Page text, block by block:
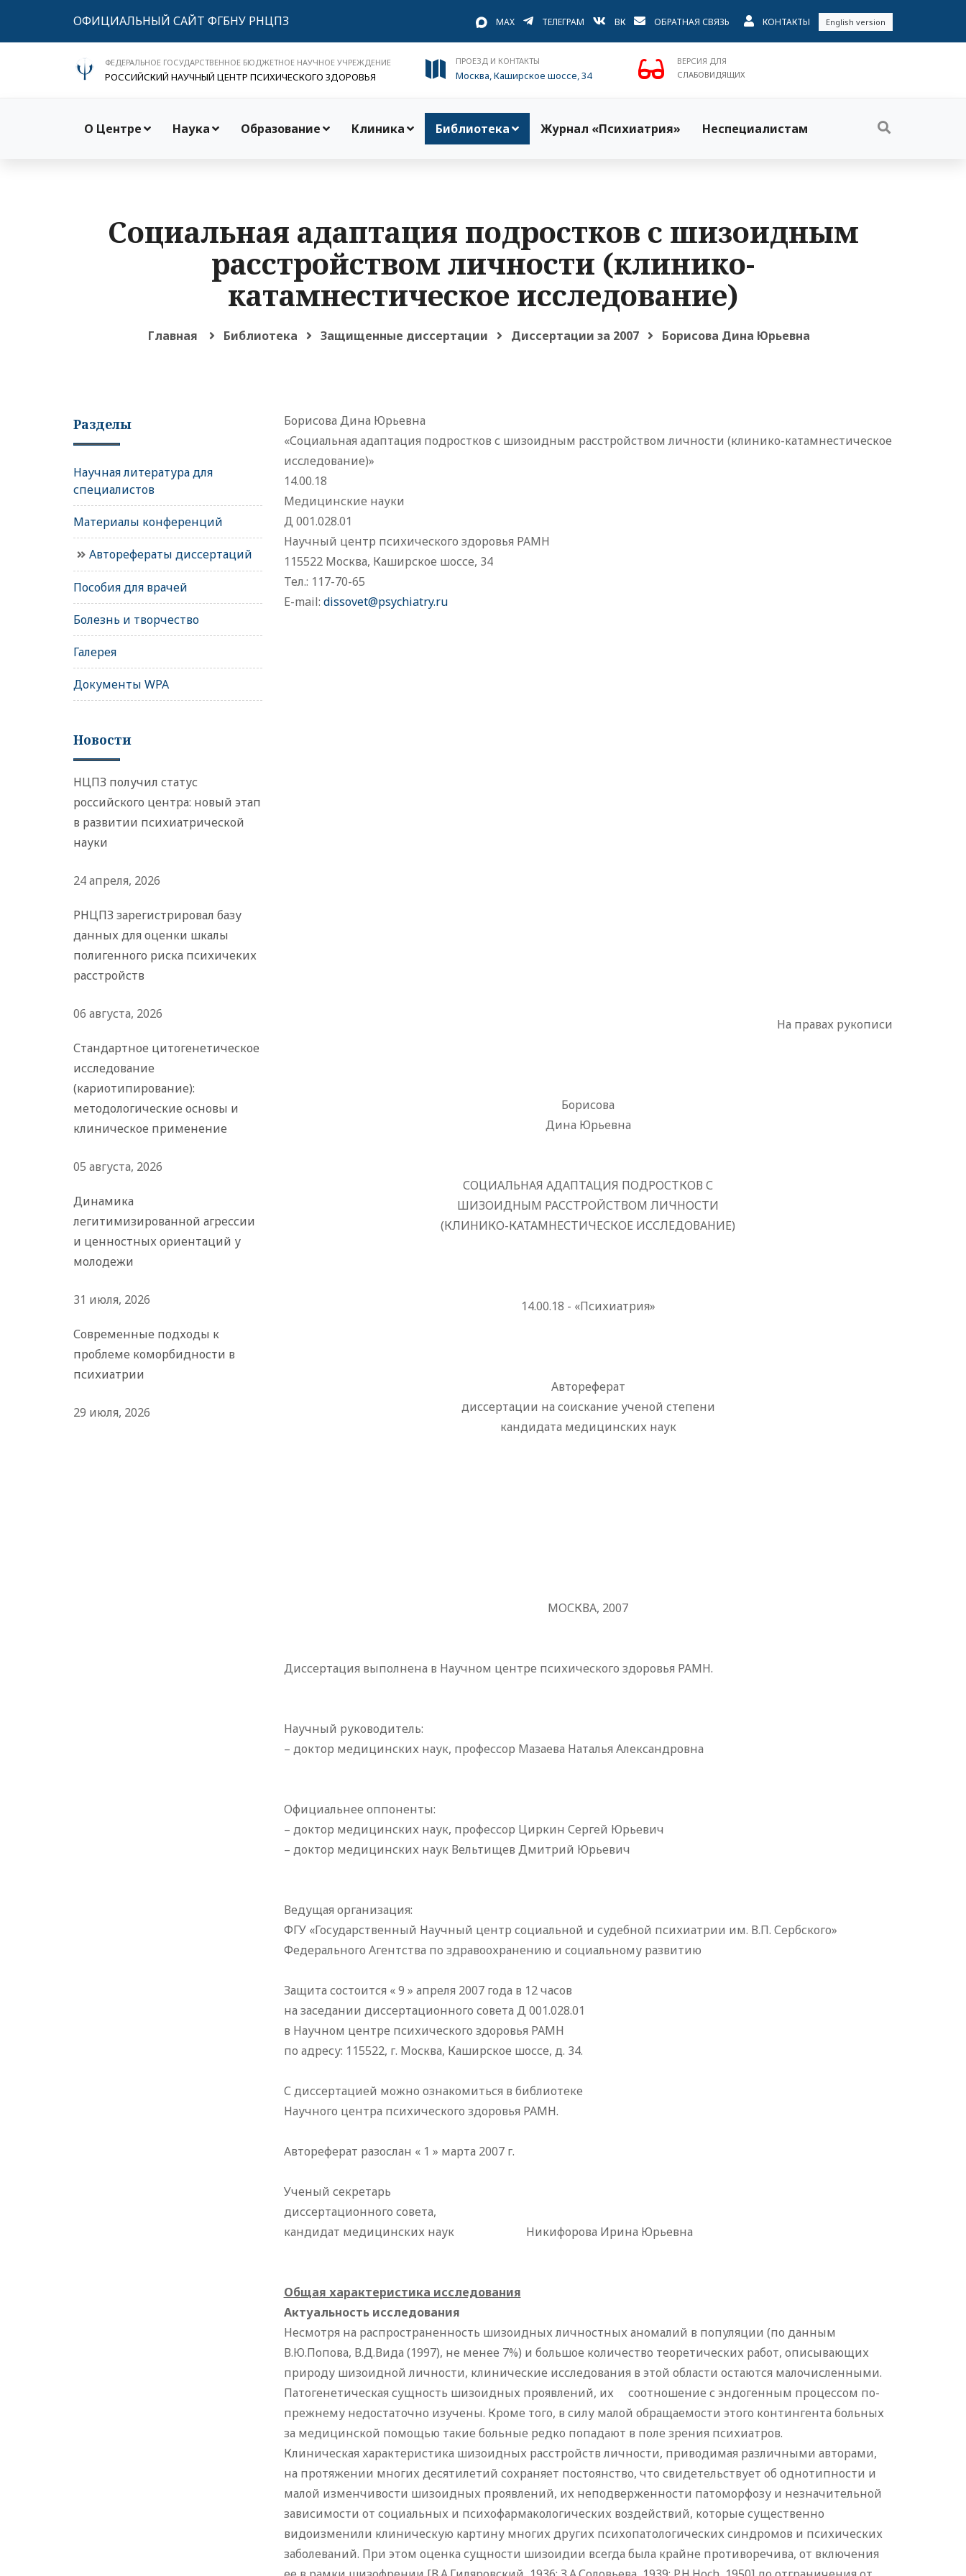
ОФИЦИАЛЬНЫЙ САЙТ ФГБНУ РНЦПЗ MAX ТЕЛЕГРАМ ВК ОБРАТНАЯ СВЯЗЬ КОНТАКТЫ English version
ФЕДЕРАЛЬНОЕ ГОСУДАРСТВЕННОЕ БЮДЖЕТНОЕ НАУЧНОЕ УЧРЕЖДЕНИЕ
РОССИЙСКИЙ НАУЧНЫЙ ЦЕНТР ПСИХИЧЕСКОГО ЗДОРОВЬЯ
ПРОЕЗД И КОНТАКТЫ
Москва, Каширское шоссе, 34
ВЕРСИЯ ДЛЯ
СЛАБОВИДЯЩИХ
О Центре Наука Образование Клиника Библиотека Журнал «Психиатрия» Неспециалистам
Социальная адаптация подростков с шизоидным
расстройством личности (клинико-
катамнестическое исследование)
Главная Библиотека Защищенные диссертации Диссертации за 2007 Борисова Дина Юрьевна
Борисова Дина Юрьевна
«Социальная адаптация подростков с шизоидным расстройством личности (клинико-катамнестическое
исследование)»
14.00.18
Медицинские науки
Д 001.028.01
Научный центр психического здоровья РАМН
115522 Москва, Каширское шоссе, 34
Тел.: 117-70-65
E-mail: dissovet@psychiatry.ru
На правах рукописи
Борисова
Дина Юрьевна
СОЦИАЛЬНАЯ АДАПТАЦИЯ ПОДРОСТКОВ С
ШИЗОИДНЫМ РАССТРОЙСТВОМ ЛИЧНОСТИ
(КЛИНИКО-КАТАМНЕСТИЧЕСКОЕ ИССЛЕДОВАНИЕ)
14.00.18 - «Психиатрия»
Автореферат
диссертации на соискание ученой степени
кандидата медицинских наук
МОСКВА, 2007
Диссертация выполнена в Научном центре психического здоровья РАМН.
Научный руководитель:
– доктор медицинских наук, профессор Мазаева Наталья Александровна
Официальнее оппоненты:
– доктор медицинских наук, профессор Циркин Сергей Юрьевич
– доктор медицинских наук Вельтищев Дмитрий Юрьевич
Ведущая организация:
ФГУ «Государственный Научный центр социальной и судебной психиатрии им. В.П. Сербского»
Федерального Агентства по здравоохранению и социальному развитию
Защита состоится « 9 » апреля 2007 года в 12 часов
на заседании диссертационного совета Д 001.028.01
в Научном центре психического здоровья РАМН
по адресу: 115522, г. Москва, Каширское шоссе, д. 34.
С диссертацией можно ознакомиться в библиотеке
Научного центра психического здоровья РАМН.
Автореферат разослан « 1 » марта 2007 г.
Ученый секретарь
диссертационного совета,
кандидат медицинских наук
Никифорова Ирина Юрьевна
Общая характеристика исследования
Актуальность исследования
Несмотря на распространенность шизоидных личностных аномалий в популяции (по данным
В.Ю.Попова, В.Д.Вида (1997), не менее 7%) и большое количество теоретических работ, описывающих
природу шизоидной личности, клинические исследования в этой области остаются малочисленными.
Патогенетическая сущность шизоидных проявлений, ихсоотношение с эндогенным процессом по-
прежнему недостаточно изучены. Кроме того, в силу малой обращаемости этого контингента больных
за медицинской помощью такие больные редко попадают в поле зрения психиатров.
Клиническая характеристика шизоидных расстройств личности, приводимая различными авторами,
на протяжении многих десятилетий сохраняет постоянство, что свидетельствует об однотипности и
малой изменчивости шизоидных проявлений, их неподверженности патоморфозу и незначительной
зависимости от социальных и психофармакологических воздействий, которые существенно
видоизменили клиническую картину многих других психопатологических синдромов и психических
заболеваний. При этом оценка сущности шизоидии всегда была крайне противоречива, от включения
Разделы
Научная литература для
специалистов
Материалы конференций
Авторефераты диссертаций
Пособия для врачей
Болезнь и творчество
Галерея
Документы WPA
Новости
НЦПЗ получил статус
российского центра: новый этап
в развитии психиатрической
науки
24 апреля, 2026
РНЦПЗ зарегистрировал базу
данных для оценки шкалы
полигенного риска психичеких
расстройств
06 августа, 2026
Стандартное цитогенетическое
исследование
(кариотипирование):
методологические основы и
клиническое применение
05 августа, 2026
Динамика
легитимизированной агрессии
и ценностных ориентаций у
молодежи
31 июля, 2026
Современные подходы к
проблеме коморбидности в
психиатрии
29 июля, 2026